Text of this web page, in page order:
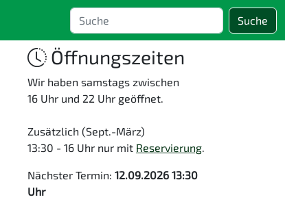
Suche
Öffnungszeiten
Wir haben samstags zwischen
16 Uhr und 22 Uhr geöffnet.
Zusätzlich (Sept.-März)
13:30 - 16 Uhr nur mit Reservierung.
Nächster Termin: 12.09.2026 13:30
Uhr